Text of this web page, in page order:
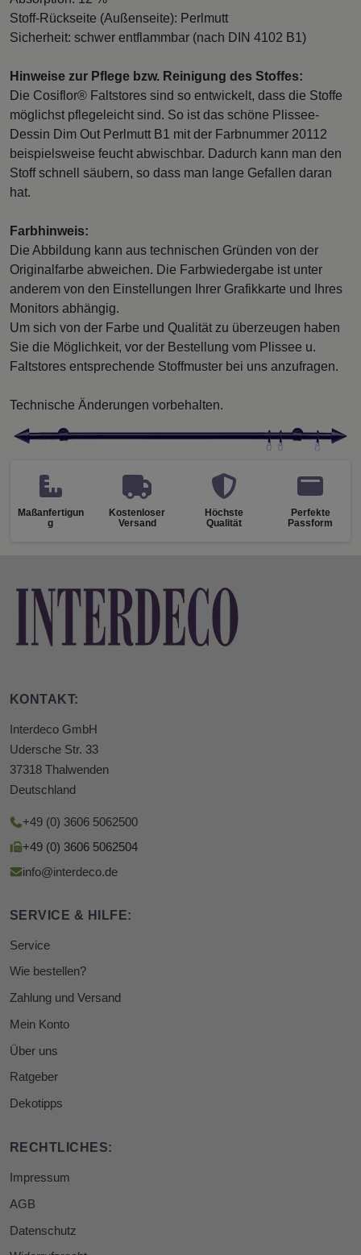
Stoff-Rückseite (Außenseite): Perlmutt
Sicherheit: schwer entflammbar (nach DIN 4102 B1)
Hinweise zur Pflege bzw. Reinigung des Stoffes:
Die Cosiflor® Faltstores sind so entwickelt, dass die Stoffe
möglichst pflegeleicht sind. So ist das schöne Plissee-
Dessin Dim Out Perlmutt B1 mit der Farbnummer 20112
beispielsweise feucht abwischbar. Dadurch kann man den
Stoff schnell säubern, so dass man lange Gefallen daran
hat.
Farbhinweis:
Die Abbildung kann aus technischen Gründen von der
Originalfarbe abweichen. Die Farbwiedergabe ist unter
anderem von den Einstellungen Ihrer Grafikkarte und Ihres
Monitors abhängig.
Um sich von der Farbe und Qualität zu überzeugen haben
Sie die Möglichkeit, vor der Bestellung vom Plissee u.
Faltstores entsprechende Stoffmuster bei uns anzufragen.
Technische Änderungen vorbehalten.
Maßanfertigun
g
Kostenloser
Versand
Höchste
Qualität
Perfekte
Passform
KONTAKT:
Interdeco GmbH
Udersche Str. 33
37318 Thalwenden
Deutschland
+49 (0) 3606 5062500
+49 (0) 3606 5062504
info@interdeco.de
SERVICE & HILFE:
Service
Wie bestellen?
Zahlung und Versand
Mein Konto
Über uns
Ratgeber
Dekotipps
RECHTLICHES:
Impressum
AGB
Datenschutz